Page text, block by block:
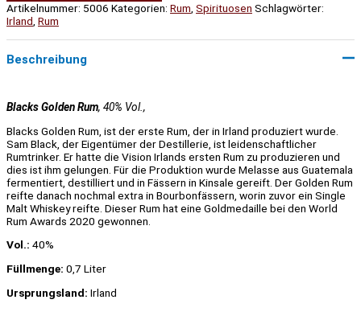
Artikelnummer: 5006 Kategorien: Rum Spirituosen Schlagwörter:
Irland Rum
Beschreibung
Blacks Golden Rum, 40% Vol.,
Blacks Golden Rum, ist der erste Rum, der in Irland produziert wurde.
Sam Black, der Eigentümer der Destillerie, ist leidenschaftlicher
Rumtrinker. Er hatte die Vision Irlands ersten Rum zu produzieren und
dies ist ihm gelungen. Für die Produktion wurde Melasse aus Guatemala
fermentiert, destilliert und in Fässern in Kinsale gereift. Der Golden Rum
reifte danach nochmal extra in Bourbonfässern, worin zuvor ein Single
Malt Whiskey reifte. Dieser Rum hat eine Goldmedaille bei den World
Rum Awards 2020 gewonnen.
Vol.: 40%
Füllmenge: 0,7 Liter
Ursprungsland: Irland